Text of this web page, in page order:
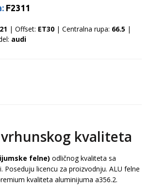
F2311
21 | Offset: ET30 | Centralna rupa: 66.5 |
audi
kvaliteta
felne) odličnog kvaliteta sa
Poseduju licencu za proizvodnju. ALU felne
kvaliteta aluminijuma a356.2.